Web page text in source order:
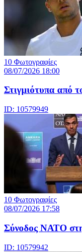
10 Φωτογραφίες
08/07/2026 18:00
Στιγμιότυπα από
ID: 10579949
10 Φωτογραφίες
08/07/2026 17:58
Σύνοδος ΝΑΤΟ
ID: 10579942